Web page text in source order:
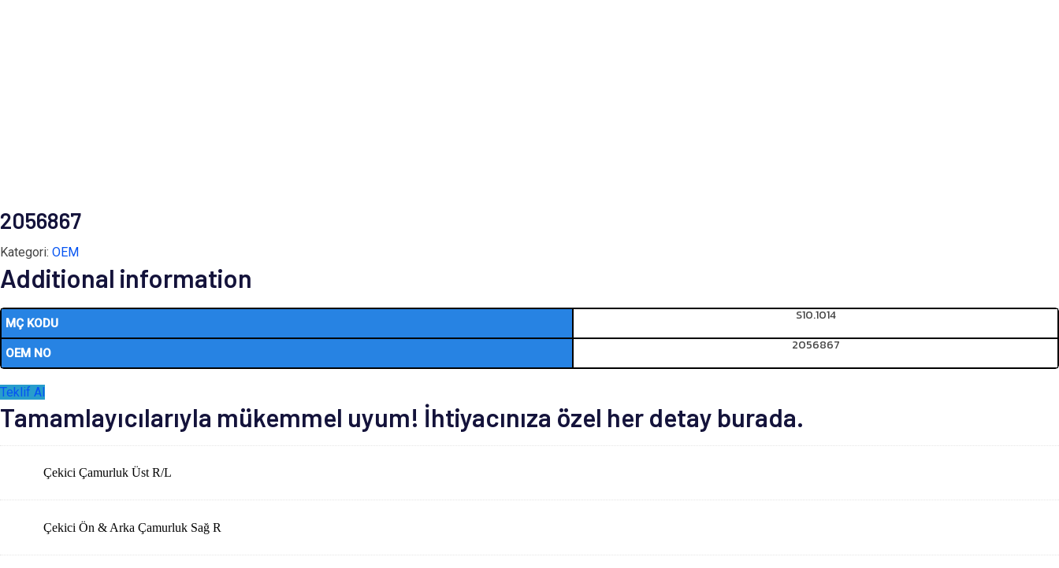
2056867
Kategori: OEM
Additional information
MÇ KODU S10.1014
OEM NO 2056867
Teklif Al
Tamamlayıcılarıyla mükemmel uyum! İhtiyacınıza özel her detay burada.
Çekici Çamurluk Üst R/L
Çekici Ön & Arka Çamurluk Sağ R